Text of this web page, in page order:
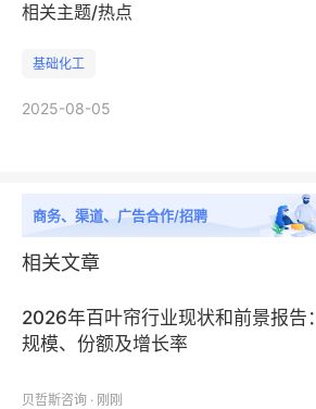
相关主题/热点
基础化工
2025-08-05
商务、渠道、广告合作/招聘
相关文章
2026年百叶帘行业现状和前景报告：
规模、份额及增长率
贝哲斯咨询 · 刚刚